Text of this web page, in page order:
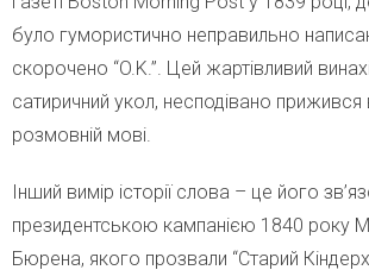
було гумористично неправильно
скорочено “O.K.”. Цей жартівливий
сатиричний укол, несподівано прижився
розмовній мові.
Інший вимір історії слова – це його
президентською кампанією 1840 року
Бюрена, якого прозвали “Старий